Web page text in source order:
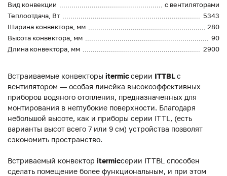
Вид конвекции
с вентиляторами
Теплоотдача, Вт
5343
Ширина конвектора, мм
280
Высота конвектора, мм
90
Длина конвектора, мм
2900
Встраиваемые конвекторы itermicсерии ITTBLс
вентилятором — особая линейка высокоэффективных
приборов водяного отопления, предназначенных для
монтирования в неглубокие поверхности. Благодаря
небольшой высоте, как и приборы серии ITTL, (есть
варианты высот всего 7 или 9 см) устройства позволят
сэкономить пространство.
Встриваемый конвектор itermicсерии ITTBL способен
сделать помещение более функциональным, и при этом